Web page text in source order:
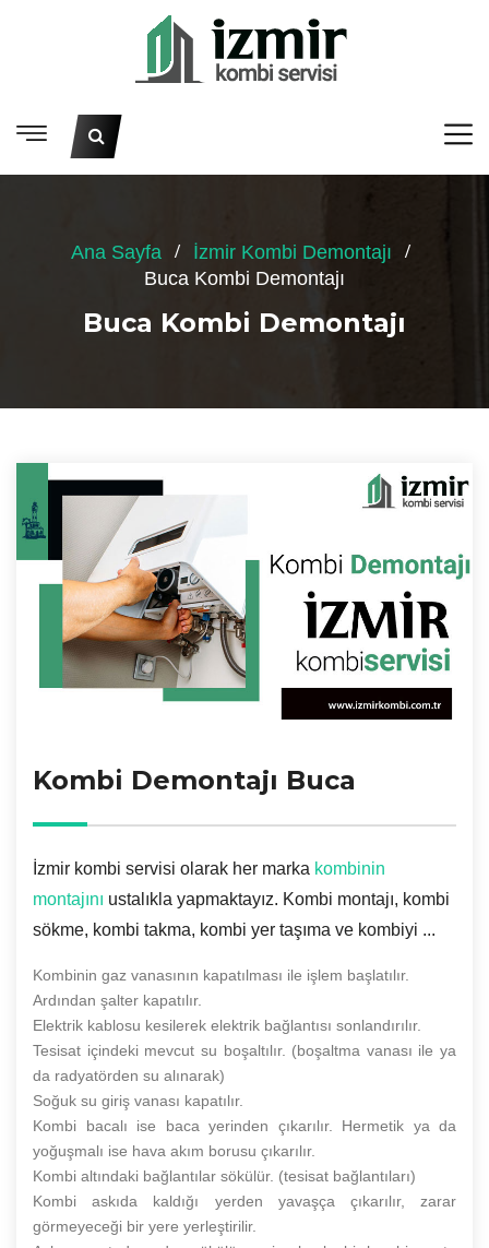
Ana Sayfa
İzmir Kombi Demontajı
Buca Kombi Demontajı
Buca Kombi Demontajı
Kombi Demontajı Buca
İzmir kombi servisi olarak her marka kombinin
montajını ustalıkla yapmaktayız. Kombi montajı, kombi
sökme, kombi takma, kombi yer taşıma ve kombiyi ...
Kombinin gaz vanasının kapatılması ile işlem başlatılır.
Ardından şalter kapatılır.
Elektrik kablosu kesilerek elektrik bağlantısı sonlandırılır.
Tesisat içindeki mevcut su boşaltılır. (boşaltma vanası ile ya
da radyatörden su alınarak)
Soğuk su giriş vanası kapatılır.
Kombi bacalı ise baca yerinden çıkarılır. Hermetik ya da
yoğuşmalı ise hava akım borusu çıkarılır.
Kombi altındaki bağlantılar sökülür. (tesisat bağlantıları)
Kombi askıda kaldığı yerden yavaşça çıkarılır, zarar
görmeyeceği bir yere yerleştirilir.